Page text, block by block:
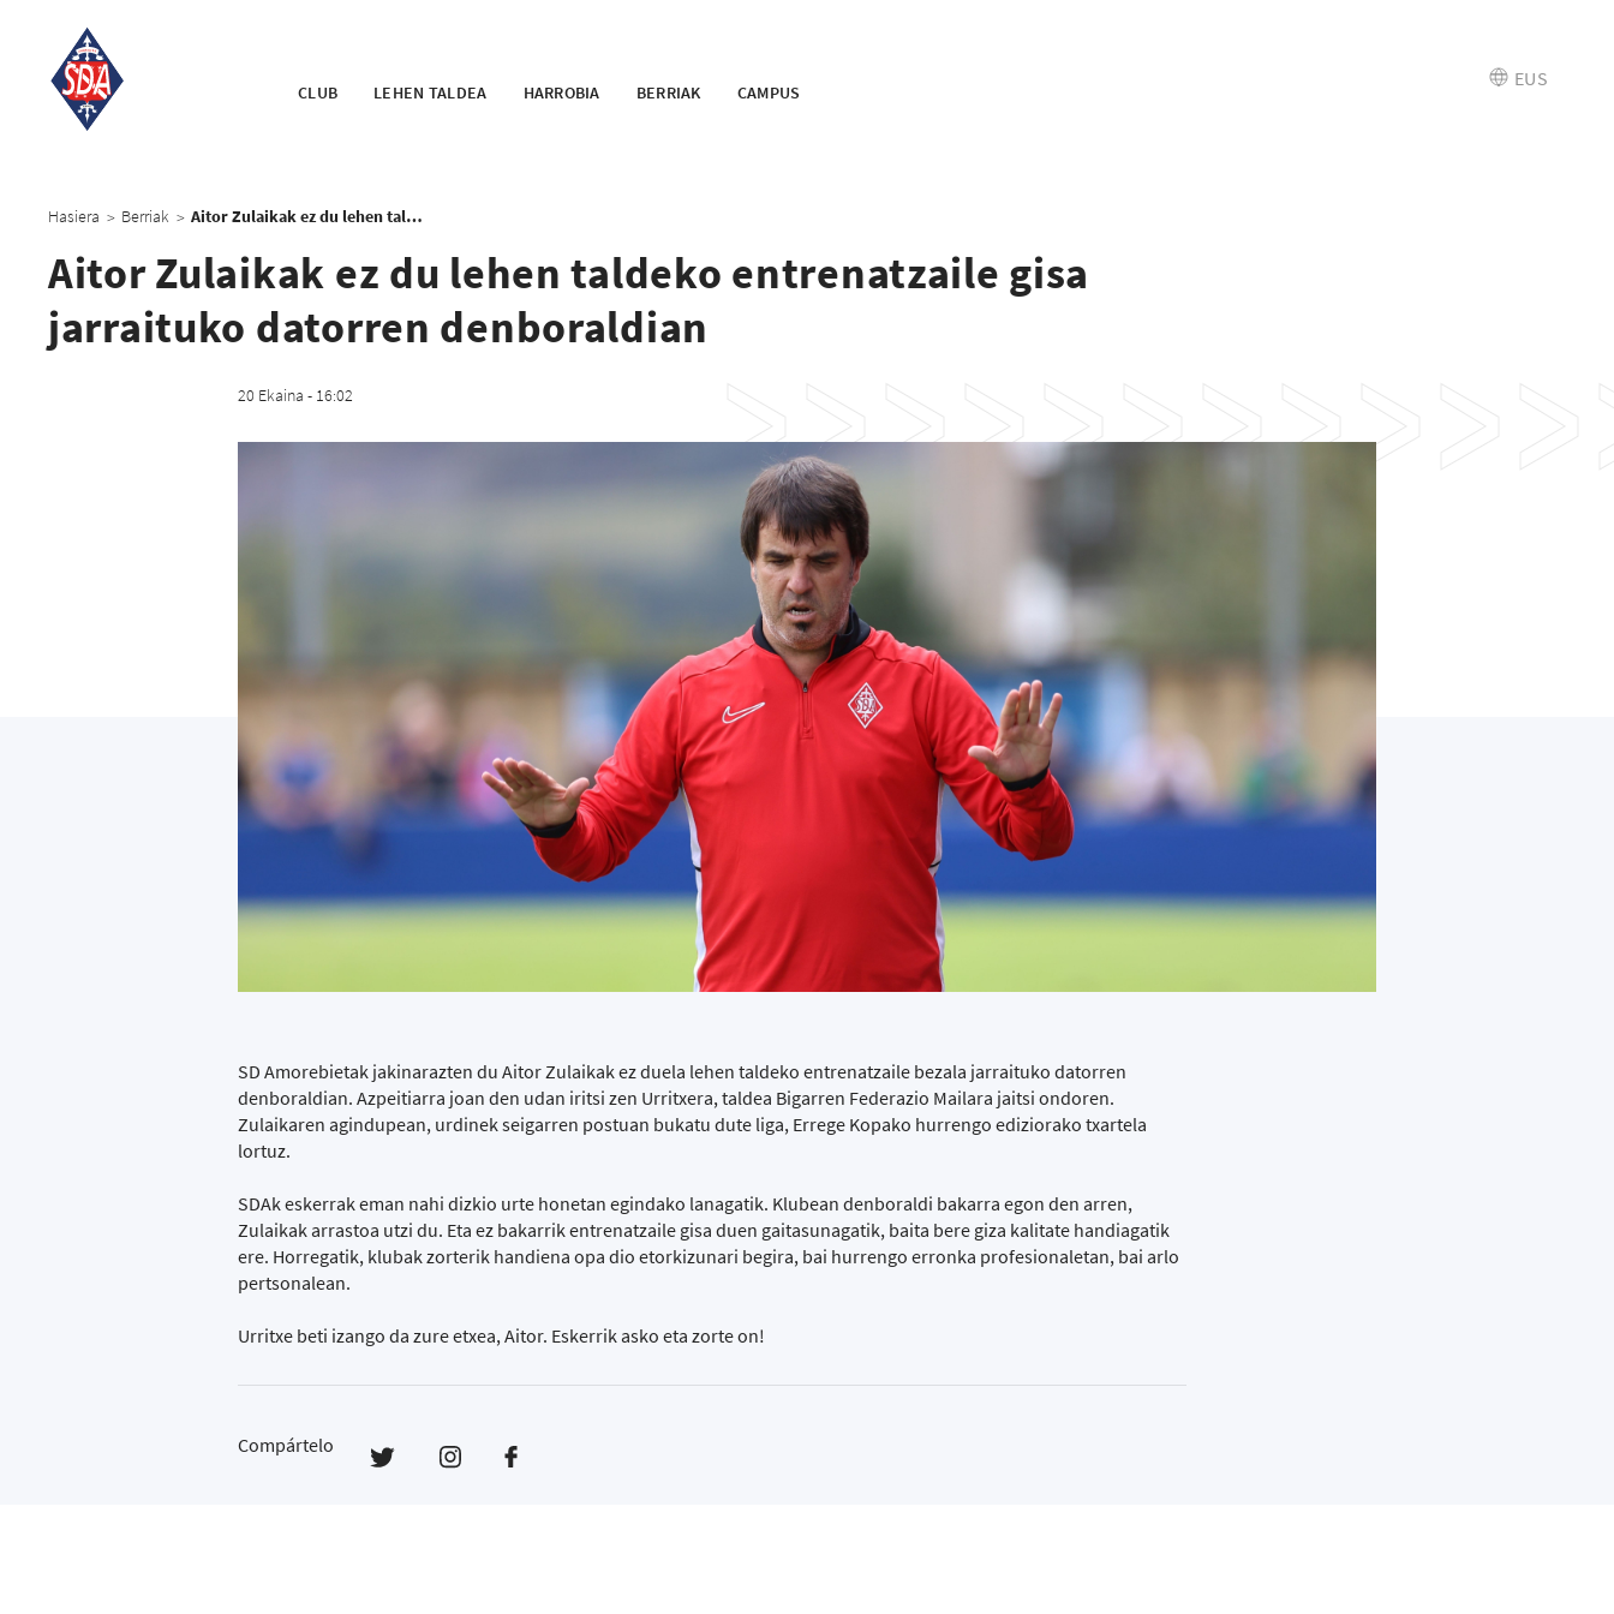
CLUB LEHEN TALDEA HARROBIA BERRIAK CAMPUS
EUS
Hasiera > Berriak > Aitor Zulaikak ez du lehen taldeko entrenatzaile gisa jarraituko datorren denboraldian
Aitor Zulaikak ez du lehen taldeko entrenatzaile gisa
jarraituko datorren denboraldian
20 Ekaina - 16:02
SD Amorebietak jakinarazten du Aitor Zulaikak ez duela lehen taldeko entrenatzaile bezala jarraituko datorren
denboraldian. Azpeitiarra joan den udan iritsi zen Urritxera, taldea Bigarren Federazio Mailara jaitsi ondoren.
Zulaikaren agindupean, urdinek seigarren postuan bukatu dute liga, Errege Kopako hurrengo ediziorako txartela
lortuz.
SDAk eskerrak eman nahi dizkio urte honetan egindako lanagatik. Klubean denboraldi bakarra egon den arren,
Zulaikak arrastoa utzi du. Eta ez bakarrik entrenatzaile gisa duen gaitasunagatik, baita bere giza kalitate handiagatik
ere. Horregatik, klubak zorterik handiena opa dio etorkizunari begira, bai hurrengo erronka profesionaletan, bai arlo
pertsonalean.
Urritxe beti izango da zure etxea, Aitor. Eskerrik asko eta zorte on!
Compártelo